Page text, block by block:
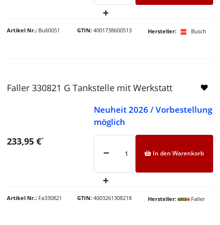
Artikel Nr. Bu60051 GTIN 4001738600513 Hersteller Busch
Faller 330821 G Tankstelle mit Werkstatt
Neuheit 2026 / Vorbestellung
möglich
Artikel Nr. Fa330821 GTIN 4003261308218 Hersteller Faller
233,95 €*
In den Warenkorb